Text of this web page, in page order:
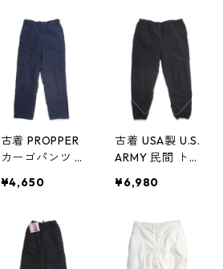
古着 古着屋 高
円寺 ビンテー
ジ n60427
ップ グリーン
表記：-- gd4
09135n w6041
古着 PROPPER
カーゴパンツ B
ルニー リップ
ビー 表記：S
gd408606n w
60224
¥4,650
古着 USA製 U.S.
ARMY 民間 ト
イロンパンツ
記：XXL gd4
08597n w602
¥6,980